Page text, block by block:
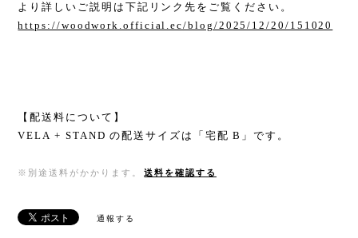
より詳しいご説明は下記リンク先をご覧ください。
https://woodwork.official.ec/blog/2025/12/20/151020
【配送料について】
VELA + STAND の配送サイズは「宅配 B」です。
※別途送料がかかります。 送料を確認する
通報する